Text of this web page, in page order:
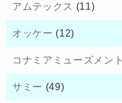
アムテックス (11)
オッケー (12)
コナミアミューズメント
サミー (49)